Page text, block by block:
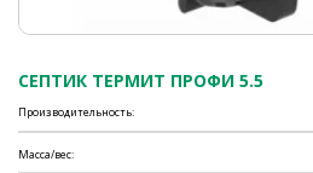
СЕПТИК ТЕРМИТ ПРОФИ 5.5
Производительность:
Масса/вес: